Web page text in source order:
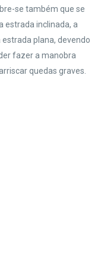
se também que se
estrada inclinada, a
plana, devendo
fazer a manobra
quedas graves.